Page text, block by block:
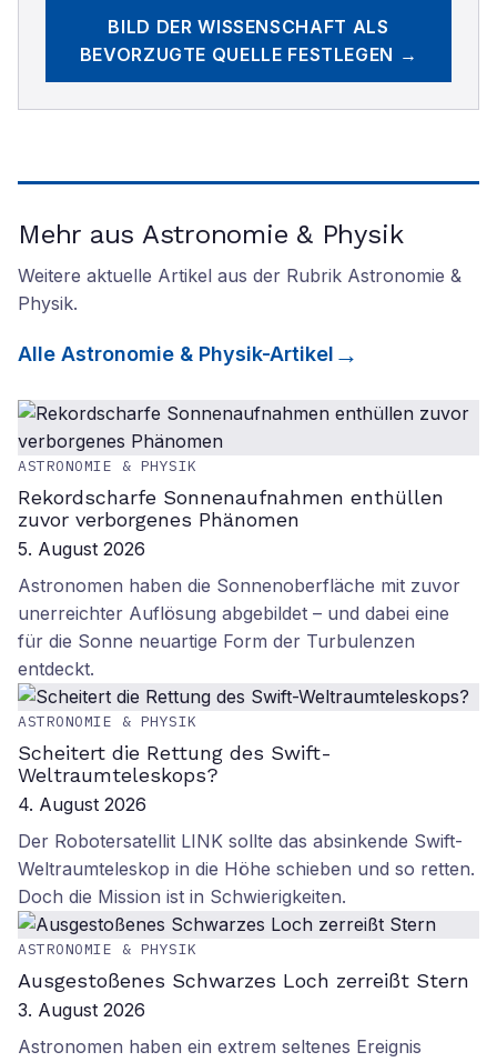
BILD DER WISSENSCHAFT ALS
BEVORZUGTE QUELLE FESTLEGEN →
Mehr aus Astronomie & Physik
Weitere aktuelle Artikel aus der Rubrik Astronomie &
Physik.
Alle Astronomie & Physik-Artikel
ASTRONOMIE & PHYSIK
Rekordscharfe Sonnenaufnahmen enthüllen
zuvor verborgenes Phänomen
5. August 2026
Astronomen haben die Sonnenoberfläche mit zuvor
unerreichter Auflösung abgebildet – und dabei eine
für die Sonne neuartige Form der Turbulenzen
entdeckt.
ASTRONOMIE & PHYSIK
Scheitert die Rettung des Swift-
Weltraumteleskops?
4. August 2026
Der Robotersatellit LINK sollte das absinkende Swift-
Weltraumteleskop in die Höhe schieben und so retten.
Doch die Mission ist in Schwierigkeiten.
ASTRONOMIE & PHYSIK
Ausgestoßenes Schwarzes Loch zerreißt Stern
3. August 2026
Astronomen haben ein extrem seltenes Ereignis